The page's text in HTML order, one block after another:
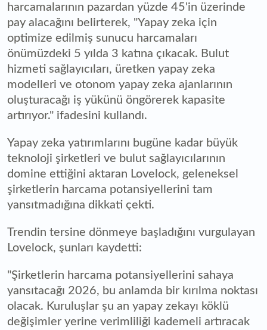
harcamalarının pazardan yüzde 45'in üzerinde
pay alacağını belirterek, "Yapay zeka için
optimize edilmiş sunucu harcamaları
önümüzdeki 5 yılda 3 katına çıkacak. Bulut
hizmeti sağlayıcıları, üretken yapay zeka
modelleri ve otonom yapay zeka ajanlarının
oluşturacağı iş yükünü öngörerek kapasite
artırıyor." ifadesini kullandı.
Yapay zeka yatırımlarını bugüne kadar büyük
teknoloji şirketleri ve bulut sağlayıcılarının
domine ettiğini aktaran Lovelock, geleneksel
şirketlerin harcama potansiyellerini tam
yansıtmadığına dikkati çekti.
Trendin tersine dönmeye başladığını vurgulayan
Lovelock, şunları kaydetti:
"Şirketlerin harcama potansiyellerini sahaya
yansıtacağı 2026, bu anlamda bir kırılma noktası
olacak. Kuruluşlar şu an yapay zekayı köklü
değişimler yerine verimliliği kademeli artıracak